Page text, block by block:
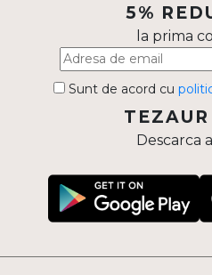
5%
la prima
Sunt de acord cu
Descarca